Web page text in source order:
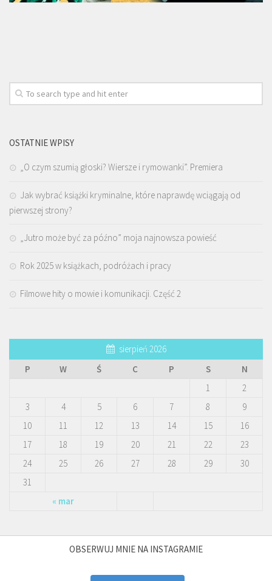
OSTATNIE WPISY
„O czym szumią głoski? Wiersze i rymowanki”. Premiera
Jak wybrać książki kryminalne, które naprawdę wciągają od
pierwszej strony?
„Jutro może być za późno” moja najnowsza powieść
Rok 2025 w książkach, podróżach i pracy
Filmowe hity o mowie i komunikacji. Część 2
sierpień 2026
P
W Ś C P S N
« mar
1
2
3
4 5 6 7 8
9
10
11 12 13 14 15
16
17
18 19 20 21 22
23
24
25 26 27 28 29
30
31
OBSERWUJ MNIE NA INSTAGRAMIE